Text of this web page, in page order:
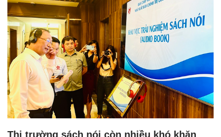
Thị trường sách nói còn nhiều khó khăn